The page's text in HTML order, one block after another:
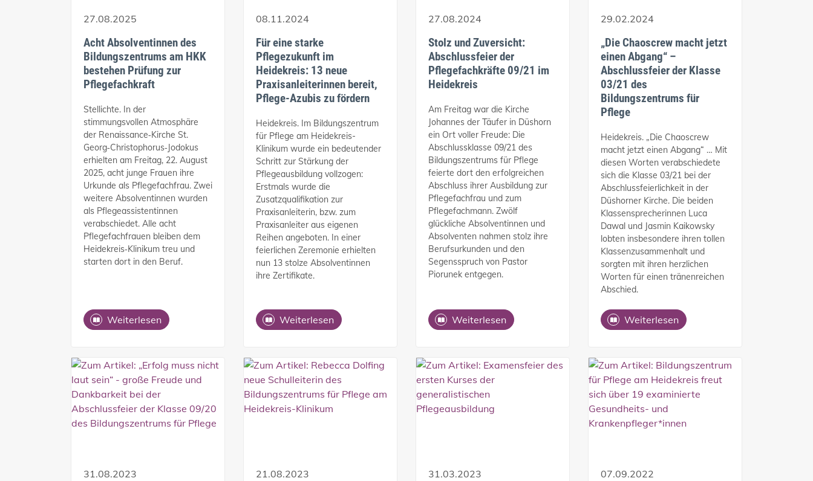
27.08.2025
Acht Absolventinnen des
Bildungszentrums am HKK
bestehen Prüfung zur
Pflegefachkraft
Stellichte. In der
stimmungsvollen Atmosphäre
der Renaissance‑Kirche St.
Georg‑Christophorus‑Jodokus
erhielten am Freitag, 22. August
2025, acht junge Frauen ihre
Urkunde als Pflegefachfrau. Zwei
weitere Absolventinnen wurden
als Pflegeassistentinnen
verabschiedet. Alle acht
Pflegefachfrauen bleiben dem
Heidekreis‑Klinikum treu und
starten dort in den Beruf.
Weiterlesen
08.11.2024
Für eine starke
Pflegezukunft im
Heidekreis: 13 neue
Praxisanleiterinnen bereit,
Pflege-Azubis zu fördern
Heidekreis. Im Bildungszentrum
für Pflege am Heidekreis-
Klinikum wurde ein bedeutender
Schritt zur Stärkung der
Pflegeausbildung vollzogen:
Erstmals wurde die
Zusatzqualifikation zur
Praxisanleiterin, bzw. zum
Praxisanleiter aus eigenen
Reihen angeboten. In einer
feierlichen Zeremonie erhielten
nun 13 stolze Absolventinnen
ihre Zertifikate.
Weiterlesen
27.08.2024
Stolz und Zuversicht:
Abschlussfeier der
Pflegefachkräfte 09/21 im
Heidekreis
Am Freitag war die Kirche
Johannes der Täufer in Düshorn
ein Ort voller Freude: Die
Abschlussklasse 09/21 des
Bildungszentrums für Pflege
feierte dort den erfolgreichen
Abschluss ihrer Ausbildung zur
Pflegefachfrau und zum
Pflegefachmann. Zwölf
glückliche Absolventinnen und
Absolventen nahmen stolz ihre
Berufsurkunden und den
Segensspruch von Pastor
Piorunek entgegen.
Weiterlesen
29.02.2024
„Die Chaoscrew macht jetzt
einen Abgang“ –
Abschlussfeier der Klasse
03/21 des
Bildungszentrums für
Pflege
Heidekreis. „Die Chaoscrew
macht jetzt einen Abgang“ … Mit
diesen Worten verabschiedete
sich die Klasse 03/21 bei der
Abschlussfeierlichkeit in der
Düshorner Kirche. Die beiden
Klassensprecherinnen Luca
Dawal und Jasmin Kaikowsky
lobten insbesondere ihren tollen
Klassenzusammenhalt und
sorgten mit ihren herzlichen
Worten für einen tränenreichen
Abschied.
Weiterlesen
31.08.2023 21.08.2023 31.03.2023 07.09.2022